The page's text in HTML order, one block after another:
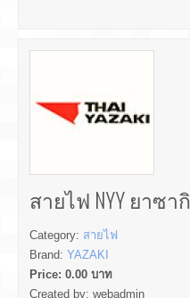
สายไฟ NYY ยาซากิ
Category: สายไฟ
Brand: YAZAKI
Price: 0.00 บาท
Created by: webadmin